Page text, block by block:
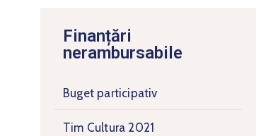
Finanțări
nerambursabile
Buget participativ
Tim Cultura 2021